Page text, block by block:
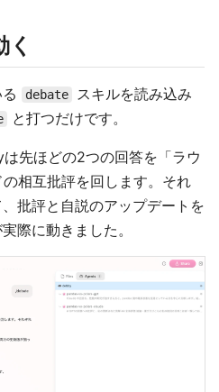
debate
スキルを読み込み
と打つだけです。
先ほどの2つの回答を「ラウ
相互批評を回します。それ
批評と自説のアップデートを
際に動きました。